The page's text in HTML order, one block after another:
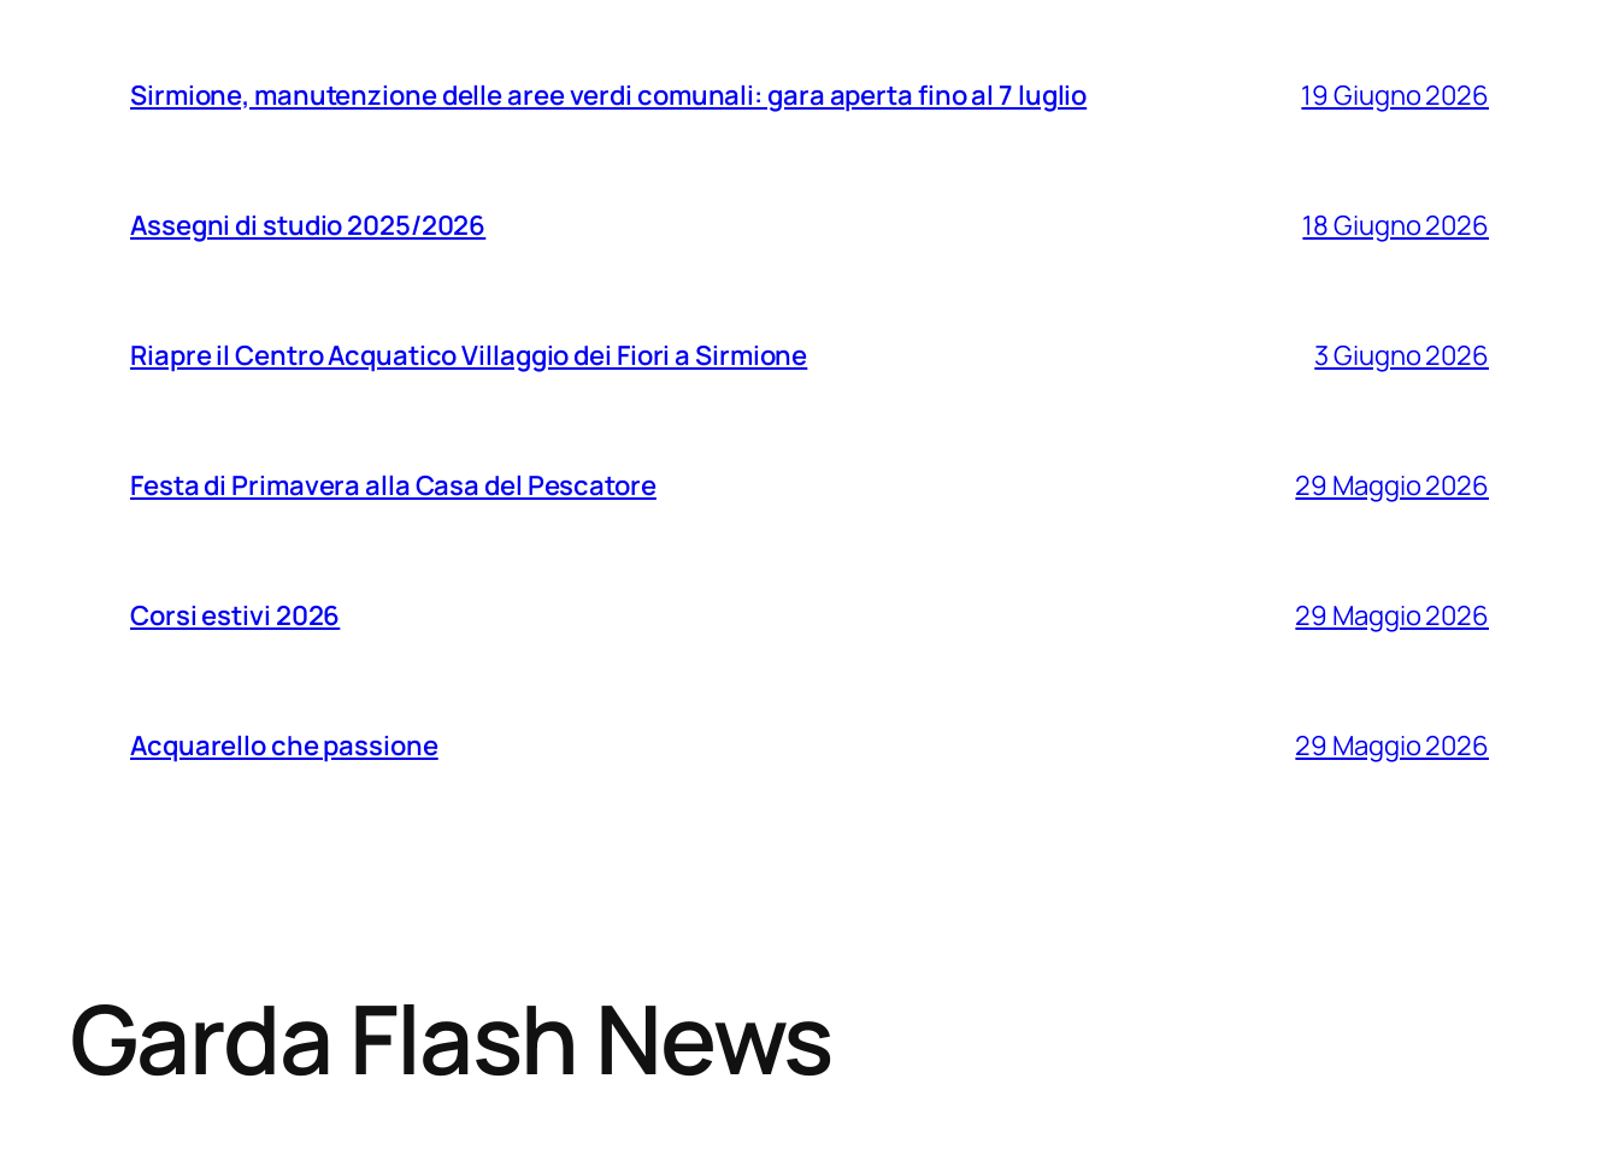
Sirmione, manutenzione delle aree verdi comunali: gara aperta fino al 7 luglio 19 Giugno 2026
Assegni di studio 2025/2026 18 Giugno 2026
Riapre il Centro Acquatico Villaggio dei Fiori a Sirmione 3 Giugno 2026
Festa di Primavera alla Casa del Pescatore 29 Maggio 2026
Corsi estivi 2026 29 Maggio 2026
Acquarello che passione 29 Maggio 2026
Garda Flash News